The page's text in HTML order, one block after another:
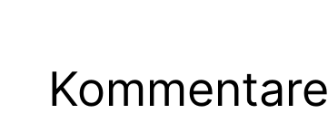
Kommentare